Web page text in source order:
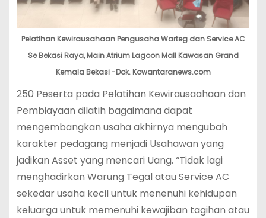
Pelatihan Kewirausahaan Pengusaha Warteg dan Service AC
Se Bekasi Raya, Main Atrium Lagoon Mall Kawasan Grand
Kemala Bekasi -Dok. Kowantaranews.com
250 Peserta pada Pelatihan Kewirausaahaan dan
Pembiayaan dilatih bagaimana dapat
mengembangkan usaha akhirnya mengubah
karakter pedagang menjadi Usahawan yang
jadikan Asset yang mencari Uang. “Tidak lagi
menghadirkan Warung Tegal atau Service AC
sekedar usaha kecil untuk menenuhi kehidupan
keluarga untuk memenuhi kewajiban tagihan atau